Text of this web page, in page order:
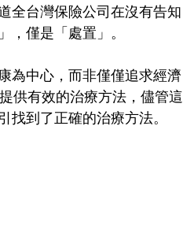
全台灣保險公司在沒有告知
，僅是「處置」。
為中心，而非僅僅追求經濟
供有效的治療方法，儘管這
到了正確的治療方法。